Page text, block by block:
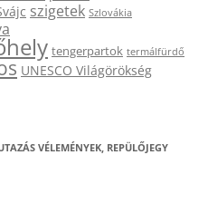
szigetek Szlovákia
tengerpartok termálfürdő
UNESCO Világörökség
VÉLEMÉNYEK, REPÜLŐJEGY